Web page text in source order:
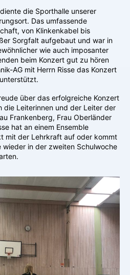
die Sporthalle unserer
Das umfassende
von Klinkenkabel bis
Sorgfalt aufgebaut und war in
wie auch imposanter
beim Konzert gut zu hören
AG mit Herrn Risse das Konzert
über das erfolgreiche Konzert
die Leiterinnen und der Leiter der
Frankenberg, Frau Oberländer
hat an einem Ensemble
mit der Lehrkraft auf oder kommt
in der zweiten Schulwoche